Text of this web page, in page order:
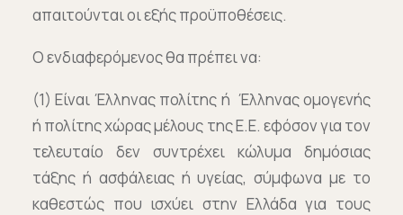
απαιτούνται οι εξής προϋποθέσεις.
Ο ενδιαφερόμενος θα πρέπει να:
(1) Είναι Έλληνας πολίτης ή Έλληνας ομογενής
ή πολίτης χώρας μέλους της Ε.Ε. εφόσον για τον
τελευταίο δεν συντρέχει κώλυμα δημόσιας
τάξης ή ασφάλειας ή υγείας, σύμφωνα με το
καθεστώς που ισχύει στην Ελλάδα για τους